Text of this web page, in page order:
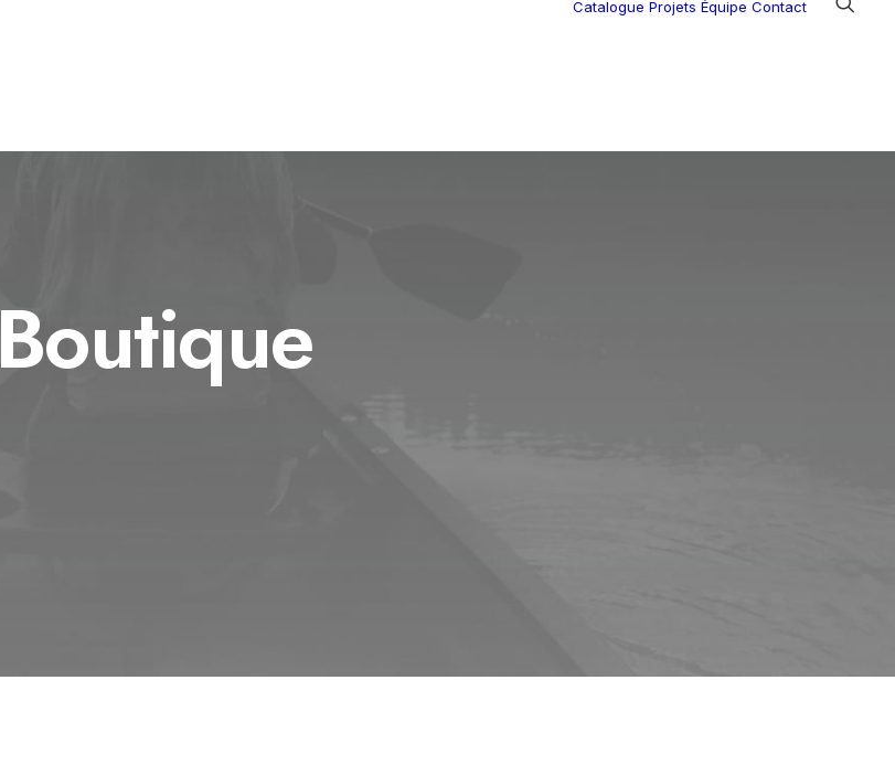
Catalogue Projets Équipe Contact
Boutique